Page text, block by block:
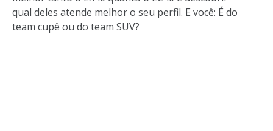
qual deles atende melhor o seu perfil. E você: É do
team cupê ou do team SUV?